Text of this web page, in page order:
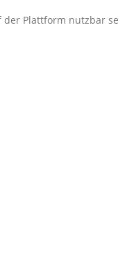
der Plattform nutzbar